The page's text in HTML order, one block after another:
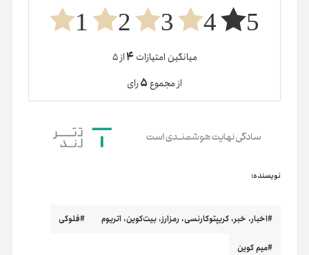
5
4
3
2
1
میانگین امتیازات ۴از ۵
از مجموع۵رای
نویسنده:
اخبار، خبر، کریپتوکارنسی، رمزارز، بیت‌کوین، اتریوم فلوکی
میم کوین